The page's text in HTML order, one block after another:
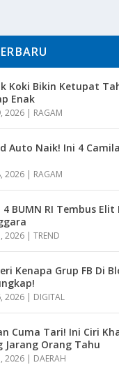
Koki Bikin Ketupat
Enak
2026 | RAGAM
Auto Naik! Ini 4
2026 | RAGAM
4 BUMN RI Tembus Elit
2026 |TREND
Kenapa Grup FB Di
2026 | DIGITAL
Cuma Tari! Ini Ciri
Jarang Orang Tahu
2026 | DAERAH